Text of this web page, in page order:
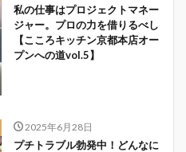
私の仕事はプロジェクトマネー
ジャー。プロの力を借りるべし
【こころキッチン京都本店オー
プンへの道vol.5】
2025年6月28日
プチトラブル勃発中！どんなに